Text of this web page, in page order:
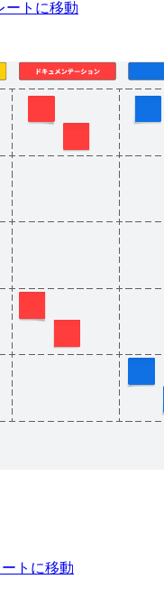
ートに移動
トに移動